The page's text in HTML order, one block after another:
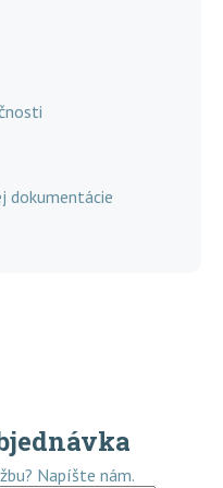
dokumentácie
Napíšte nám.